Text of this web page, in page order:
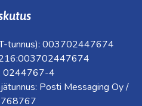
tunnus): 003702447674
0244767-4
Posti Messaging Oy /